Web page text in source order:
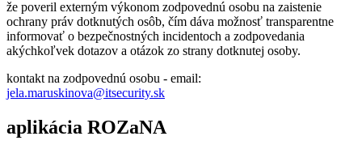
že poveril externým výkonom zodpovednú osobu na zaistenie
ochrany práv dotknutých osôb, čím dáva možnosť transparentne
informovať o bezpečnostných incidentoch a zodpovedania
akýchkoľvek dotazov a otázok zo strany dotknutej osoby.
kontakt na zodpovednú osobu - email:
jela.maruskinova@itsecurity.sk
aplikácia ROZaNA